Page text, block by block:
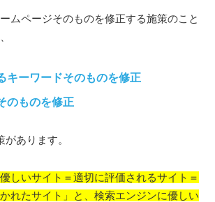
ムページそのものを修正する施策のこと
キーワードそのものを修正
のものを修正
あります。
優しいサイト＝適切に評価されるサイト＝
れたサイト」と、検索エンジンに優しい